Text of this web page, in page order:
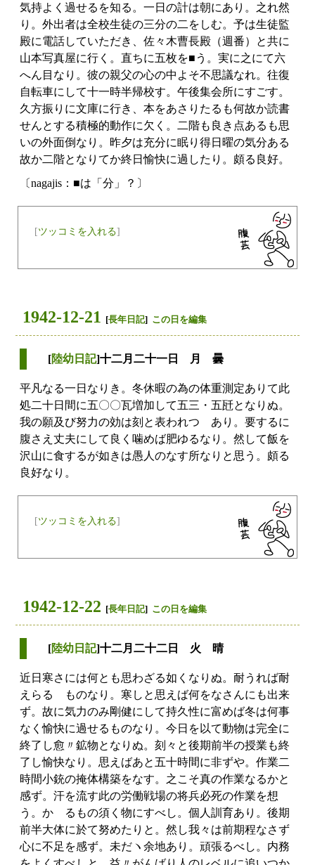
気持よく過せるを知る。一日の計は朝にあり。之れ然
り。外出者は全校生徒の三分の二をしむ。予は生徒監
殿に電話していただき、佐々木曹長殿（週番）と共に
山本写真屋に行く。直ちに五枚を■う。実に之にて六
へん目なり。彼の親父の心の中よそ不思議なれ。往復
自転車にして十一時半帰校す。午後集会所にすごす。
久方振りに文庫に行き、本をあさりたるも何故か読書
せんとする積極的動作に欠く。二階も良き点あるも思
いの外面倒なり。昨夕は充分に眠り得日曜の気分ある
故か二階となりてか終日愉快に過したり。頗る良好。
〔nagajis：■は「分」？〕
[ツッコミを入れる]
1942-12-21 [長年日記] この日を編集
[陸幼日記]十二月二十一日 月 曇
平凡なる一日なりき。冬休暇の為の体重測定ありて此
処二十日間に五〇〇瓦増加して五三・五瓩となりぬ。
我の願及び努力の効は刻と表われつゝあり。要するに
腹さえ丈夫にして良く噛めば肥ゆるなり。然して飯を
沢山に食するが如きは愚人のなす所なりと思う。頗る
良好なり。
[ツッコミを入れる]
1942-12-22 [長年日記] この日を編集
[陸幼日記]十二月二十二日 火 晴
近日寒さには何とも思わざる如くなりぬ。耐うれば耐
えらるゝものなり。寒しと思えば何をなさんにも出来
ず。故に気力のみ剛健にして持久性に富めば冬は何事
なく愉快に過せるものなり。今日を以て動物は完全に
終了し愈〃鉱物となりぬ。刻々と後期前半の授業も終
了し愉快なり。思えばあと五十時間に非ずや。作業二
時間小銃の掩体構築をなす。之こそ真の作業なるかと
感ず。汗を流す此の労働戦場の将兵必死の作業を想
う。かゝるもの須く物にすべし。個人訓育あり。後期
前半大体に於て努めたりと。然し我々は前期程なさず
心に不足を感ず。未だヽ余地あり。頑張るべし。内務